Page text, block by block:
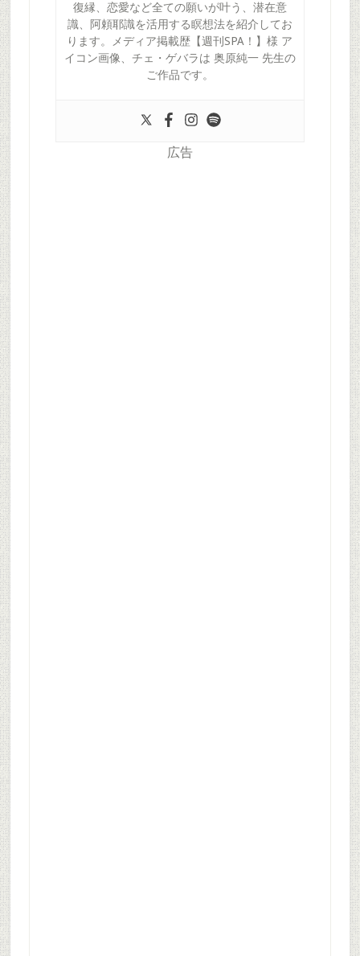
復縁、恋愛など全ての願いが叶う、潜在意
識、阿頼耶識を活用する瞑想法を紹介してお
ります。メディア掲載歴【週刊SPA！】様 ア
イコン画像、チェ・ゲバラは 奥原純一 先生の
ご作品です。
広告